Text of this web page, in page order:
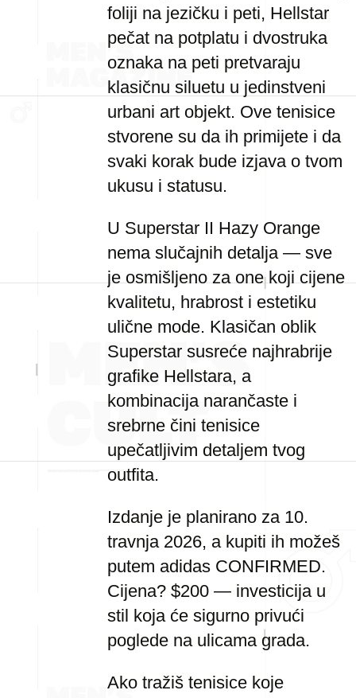
foliji na jezičku i peti, Hellstar
pečat na potplatu i dvostruka
oznaka na peti pretvaraju
klasičnu siluetu u jedinstveni
urbani art objekt. Ove tenisice
stvorene su da ih primijete i da
svaki korak bude izjava o tvom
ukusu i statusu.
U Superstar II Hazy Orange
nema slučajnih detalja — sve
je osmišljeno za one koji cijene
kvalitetu, hrabrost i estetiku
ulične mode. Klasičan oblik
Superstar susreće najhrabrije
grafike Hellstara, a
kombinacija narančaste i
srebrne čini tenisice
upečatljivim detaljem tvog
outfita.
Izdanje je planirano za 10.
travnja 2026, a kupiti ih možeš
putem adidas CONFIRMED.
Cijena? $200 — investicija u
stil koja će sigurno privući
poglede na ulicama grada.
Ako tražiš tenisice koje